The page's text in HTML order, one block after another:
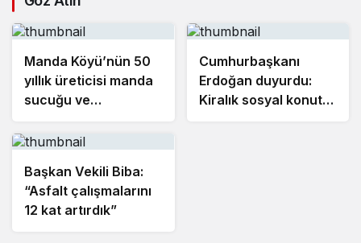
Manda Köyü’nün 50
yıllık üreticisi manda
sucuğu ve
oluşturdu
Cumhurbaşkanı
Erdoğan duyurdu:
Kiralık sosyal konut
Başkan Vekili Biba:
“Asfalt çalışmalarını
12 kat artırdık”